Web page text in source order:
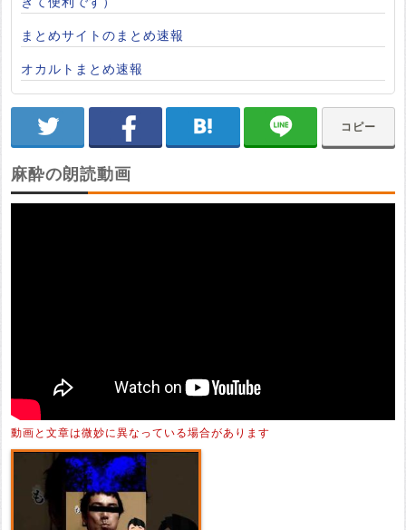
まとめサイトのまとめ速報
オカルトまとめ速報
コピー
麻酔の朗読動画
動画と文章は微妙に異なっている場合があります